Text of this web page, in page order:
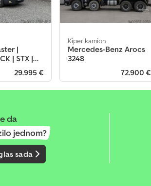
|
| STX |
| 2014...
29.995 €
Kiper kamion
Mercedes-Benz Arocs
3248
72.900 €
da
jednom?
sada